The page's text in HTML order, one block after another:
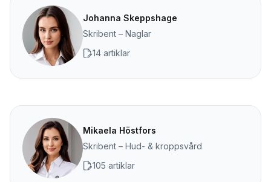
Johanna Skeppshage
Skribent – Naglar
14 artiklar
Mikaela Höstfors
Skribent – Hud- & kroppsvård
105 artiklar